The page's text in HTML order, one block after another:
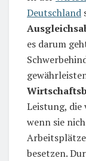
Deutschland
es darum
Leistung,
wenn sie
besetzen.